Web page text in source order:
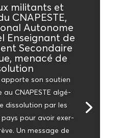
mili­tants et
CNAPESTE,
Auto­nome
Ensei­gnant de
Secon­daire
mena­cé de
apporte son sou­tien
CNAPESTE algé­
dis­so­lu­tion par les
pour avoir exer­
Un mes­sage de